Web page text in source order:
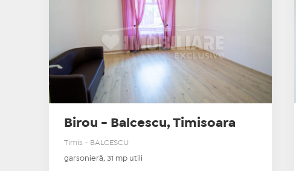
Birou - Balcescu, Timisoara
Timis - BALCESCU
garsonieră, 31 mp utili